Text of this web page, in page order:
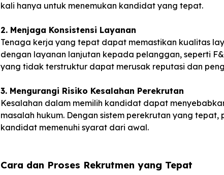
kali hanya untuk menemukan kandidat yang tepat.
2. Menjaga Konsistensi Layanan
Tenaga kerja yang tepat dapat memastikan kualitas
dengan layanan lanjutan kepada pelanggan, seperti
yang tidak terstruktur dapat merusak reputasi dan
3. Mengurangi Risiko Kesalahan Perekrutan
Kesalahan dalam memilih kandidat dapat
masalah hukum. Dengan sistem perekrutan yang
kandidat memenuhi syarat dari awal.
Cara dan Proses Rekrutmen yang Tepat